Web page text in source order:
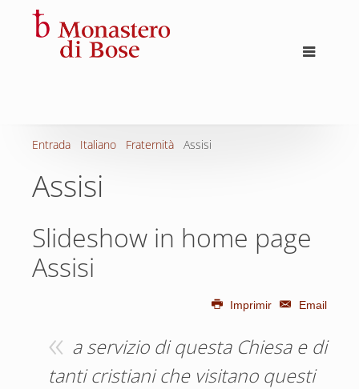
Entrada Italiano Fraternità Assisi
Assisi
Slideshow in home page
Assisi
Imprimir Email
a servizio di questa Chiesa e di
tanti cristiani che visitano questi